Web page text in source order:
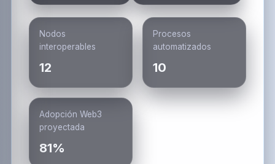
Nodos
interoperables
12
Procesos
automatizados
10
Adopción Web3
proyectada
81%